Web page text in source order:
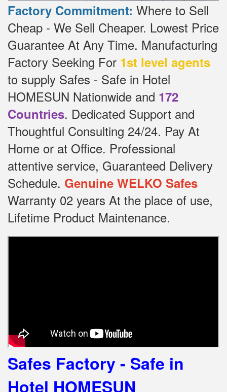
Factory Commitment: Where to Sell
Cheap - We Sell Cheaper. Lowest Price
Guarantee At Any Time. Manufacturing
Factory Seeking For 1st level agents
to supply Safes - Safe in Hotel
HOMESUN Nationwide and 172
Countries. Dedicated Support and
Thoughtful Consulting 24/24. Pay At
Home or at Office. Professional
attentive service, Guaranteed Delivery
Schedule. Genuine WELKO Safes
Warranty 02 years At the place of use,
Lifetime Product Maintenance.
Safes Factory - Safe in
Hotel HOMESUN